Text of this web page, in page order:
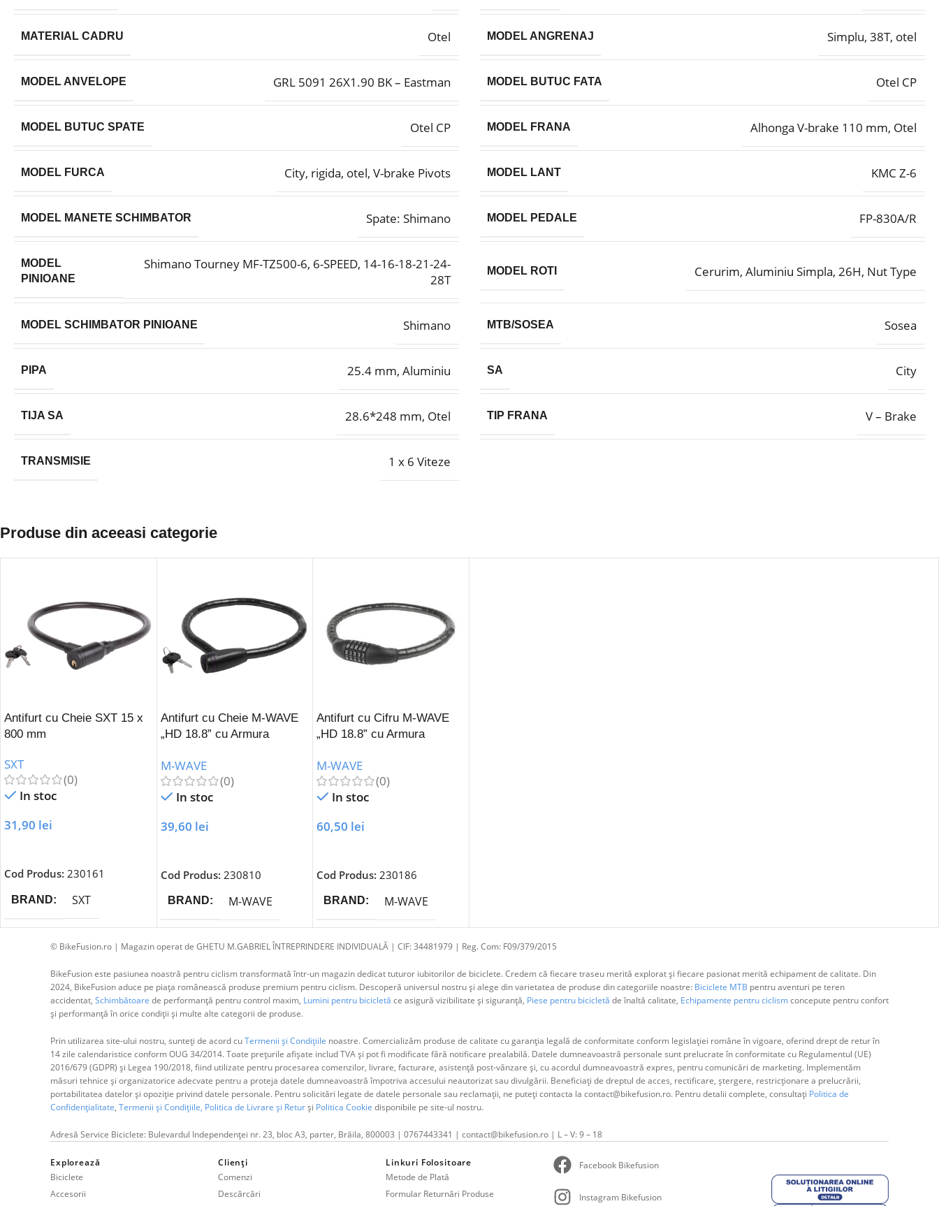
MATERIAL CADRU Otel MODEL ANGRENAJ Simplu, 38T, otel
MODEL ANVELOPE GRL 5091 26X1.90 BK – Eastman MODEL BUTUC FATA Otel CP
MODEL BUTUC SPATE Otel CP MODEL FRANA Alhonga V-brake 110 mm, Otel
MODEL FURCA City, rigida, otel, V-brake Pivots MODEL LANT KMC Z-6
MODEL MANETE SCHIMBATOR Spate: Shimano MODEL PEDALE FP-830A/R
MODEL
PINIOANE
Shimano Tourney MF-TZ500-6, 6-SPEED, 14-16-18-21-24-
28T
MODEL ROTI Cerurim, Aluminiu Simpla, 26H, Nut Type
MODEL SCHIMBATOR PINIOANE Shimano MTB/SOSEA Sosea
PIPA 25.4 mm, Aluminiu SA City
TIJA SA 28.6*248 mm, Otel TIP FRANA V – Brake
TRANSMISIE 1 x 6 Viteze
Produse din aceeasi categorie
Antifurt cu Cheie SXT 15 x
800 mm
SXT
(0)
In stoc
31,90 lei
Cod Produs: 230161
BRAND SXT
Antifurt cu Cheie M-WAVE
„HD 18.8” cu Armura
M-WAVE
(0)
In stoc
39,60 lei
Cod Produs: 230810
BRAND M-WAVE
Antifurt cu Cifru M-WAVE
„HD 18.8” cu Armura
M-WAVE
(0)
In stoc
60,50 lei
Cod Produs:230186
BRAND M-WAVE
© BikeFusion.ro | Magazin operat de GHETU M.GABRIEL ÎNTREPRINDERE INDIVIDUALĂ | CIF: 34481979 | Reg. Com: F09/379/2015
BikeFusion este pasiunea noastră pentru ciclism transformată într-un magazin dedicat tuturor iubitorilor de biciclete. Credem că fiecare traseu merită explorat și fiecare pasionat merită echipament de calitate. Din
2024, BikeFusion aduce pe piața românească produse premium pentru ciclism. Descoperă universul nostru și alege din varietatea de produse din categoriile noastre:Biciclete MTB pentru aventuri pe teren
accidentat, Schimbătoare de performanță pentru control maxim, Lumini pentru bicicletă ce asigură vizibilitate și siguranță, Piese pentru bicicletă de înaltă calitate, Echipamente pentru ciclismconcepute pentru confort
și performanță în orice condiții și multe alte categorii de produse.
Prin utilizarea site-ului nostru, sunteți de acord cuTermenii și Condițiile noastre. Comercializăm produse de calitate cu garanția legală de conformitate conform legislației române în vigoare, oferind drept de retur în
14 zile calendaristice conform OUG 34/2014. Toate prețurile afișate includ TVA și pot fi modificate fără notificare prealabilă. Datele dumneavoastră personale sunt prelucrate în conformitate cu Regulamentul (UE)
2016/679 (GDPR) și Legea 190/2018, fiind utilizate pentru procesarea comenzilor, livrare, facturare, asistență post-vânzare și, cu acordul dumneavoastră expres, pentru comunicări de marketing. Implementăm
măsuri tehnice și organizatorice adecvate pentru a proteja datele dumneavoastră împotriva accesului neautorizat sau divulgării. Beneficiați de dreptul de acces, rectificare, ștergere, restricționare a prelucrării,
portabilitatea datelor și opoziție privind datele personale. Pentru solicitări legate de datele personale sau reclamații, ne puteți contacta la contact@bikefusion.ro. Pentru detalii complete, consultați Politica de
Confidențialitate, Termenii și Condițiile, Politica de Livrare și Returși Politica Cookie disponibile pe site-ul nostru.
Adresă Service Biciclete: Bulevardul Independenței nr. 23, bloc A3, parter, Brăila, 800003 | 0767443341 | contact@bikefusion.ro | L – V: 9 – 18
Explorează
Biciclete
Accesorii
Clienți
Comenzi
Descărcări
Linkuri Folositoare
Metode de Plată
Formular Returnări Produse
Facebook Bikefusion
Instagram Bikefusion